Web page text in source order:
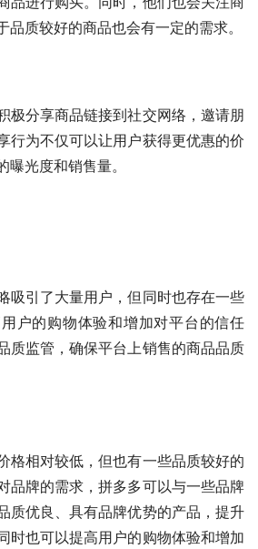
质较好的商品也会有一定的需求。
极分享商品链接到社交网络，邀请朋
行为不仅可以让用户获得更优惠的价
光度和销售量。
吸引了大量用户，但同时也存在一些
户的购物体验和增加对平台的信任
质监管，确保平台上销售的商品品质
格相对较低，但也有一些品质较好的
品牌的需求，拼多多可以与一些品牌
质优良、具有品牌优势的产品，提升
时也可以提高用户的购物体验和增加